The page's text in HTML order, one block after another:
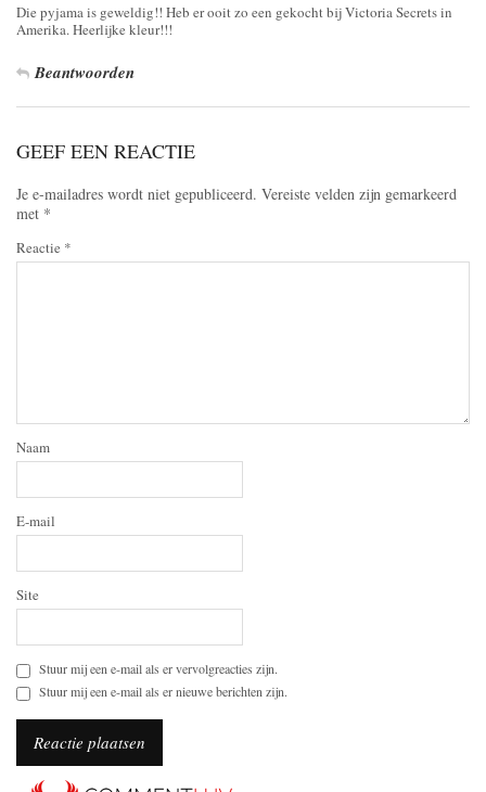
Die pyjama is geweldig!! Heb er ooit zo een gekocht bij Victoria Secrets in
Amerika. Heerlijke kleur!!!
Beantwoorden
GEEF EEN REACTIE
Je e-mailadres wordt niet gepubliceerd. Vereiste velden zijn gemarkeerd
met *
Reactie *
Naam
E-mail
Site
Stuur mij een e-mail als er vervolgreacties zijn.
Stuur mij een e-mail als er nieuwe berichten zijn.